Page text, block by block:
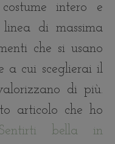
intero e
di massima
che si usano
a cui sceglierai il
di più.
articolo che ho
bella in